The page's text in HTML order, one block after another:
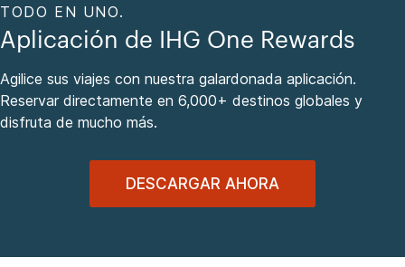
TODO EN UNO.
Aplicación de IHG One Rewards
Agilice sus viajes con nuestra galardonada aplicación.
Reservar directamente en 6,000+ destinos globales y
disfruta de mucho más.
DESCARGAR AHORA